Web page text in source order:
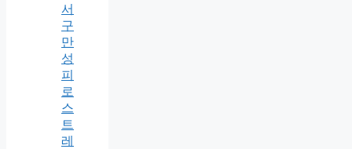
서
구
만
성
피
로
스
트
레